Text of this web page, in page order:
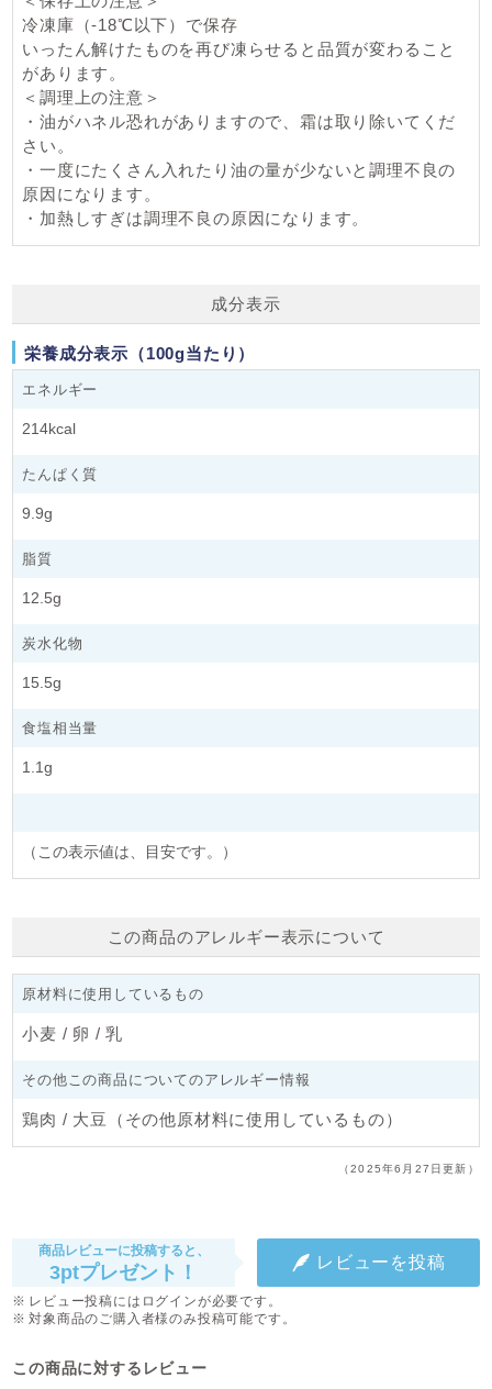
冷凍庫（-18℃以下）で保存
いったん解けたものを再び凍らせると品質が変わること
があります。
＜調理上の注意＞
・油がハネル恐れがありますので、霜は取り除いてくだ
さい。
・一度にたくさん入れたり油の量が少ないと調理不良の
原因になります。
・加熱しすぎは調理不良の原因になります。
成分表示
栄養成分表示（100g当たり）
エネルギー
214kcal
たんぱく質
9.9g
脂質
12.5g
炭水化物
15.5g
食塩相当量
1.1g
（この表示値は、目安です。）
この商品のアレルギー表示について
原材料に使用しているもの
小麦 / 卵 / 乳
その他この商品についてのアレルギー情報
鶏肉 / 大豆（その他原材料に使用しているもの）
（2025年6月27日更新）
この商品に対するレビュー
商品レビューに投稿すると、
3ptプレゼント！ レビューを投稿
レビュー投稿にはログインが必要です。
対象商品のご購入者様のみ投稿可能です。